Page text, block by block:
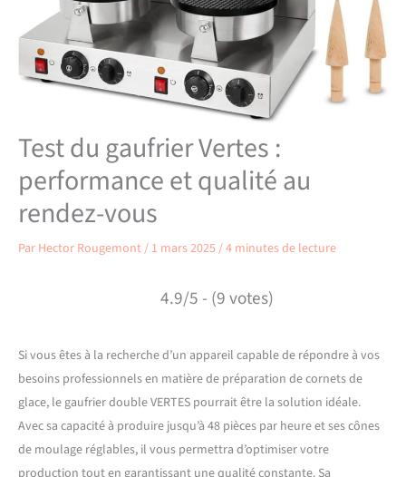
Test du gaufrier Vertes :
performance et qualité au
rendez-vous
Par Hector Rougemont/ 1 mars 2025/4 minutes de lecture
4.9/5 - (9 votes)
Si vous êtes à la recherche d’un appareil capable de répondre à vos
besoins professionnels en matière de préparation de cornets de
glace, le gaufrier double VERTES pourrait être la solution idéale.
Avec sa capacité à produire jusqu’à 48 pièces par heure et ses cônes
de moulage réglables, il vous permettra d’optimiser votre